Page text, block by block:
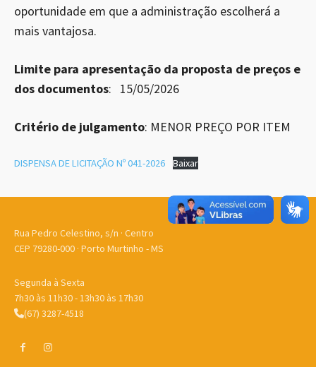
oportunidade em que a administração escolherá a
mais vantajosa.
Limite para apresentação da proposta de preços e
dos documentos: 15/05/2026
Critério de julgamento: MENOR PREÇO POR ITEM
DISPENSA DE LICITAÇÃO Nº 041-2026 Baixar
Rua Pedro Celestino, s/n · Centro
CEP 79280-000 · Porto Murtinho - MS
Segunda à Sexta
7h30 às 11h30 - 13h30 às 17h30
(67) 3287-4518